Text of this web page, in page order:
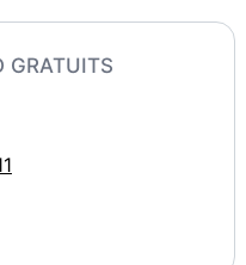
GRATUITS